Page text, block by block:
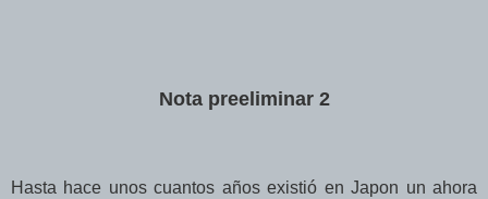
Nota preeliminar 2
Hasta hace unos cuantos años existió en Japon un ahora